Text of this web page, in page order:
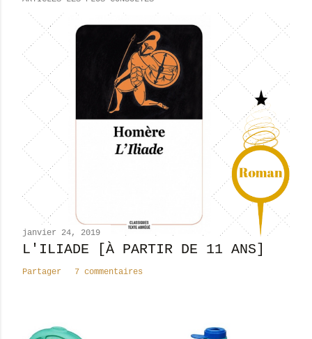
g
t
r
c
m
n
t
i
janvier 24, 2019
L'ILIADE [À PARTIR DE 11 ANS]
Partager 7 commentaires